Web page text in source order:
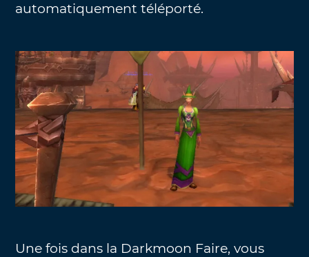
automatiquement téléporté.
Une fois dans la Darkmoon Faire, vous